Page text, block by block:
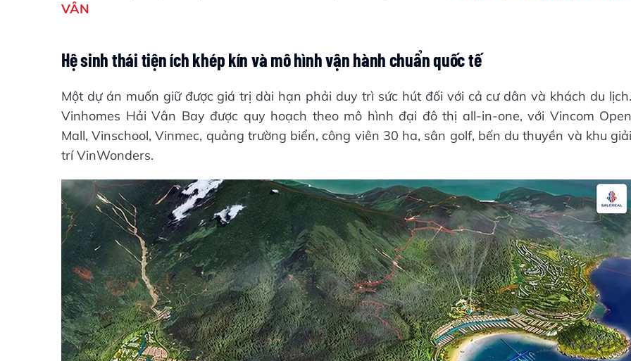
VÂN
Hệ sinh thái tiện ích khép kín và mô hình vận hành chuẩn quốc tế
Một dự án muốn giữ được giá trị dài hạn phải duy trì sức hút đối với cả cư dân và khách du lịch.
Vinhomes Hải Vân Bay được quy hoạch theo mô hình đại đô thị all-in-one, với Vincom Open
Mall, Vinschool, Vinmec, quảng trường biển, công viên 30 ha, sân golf, bến du thuyền và khu giải
trí VinWonders.